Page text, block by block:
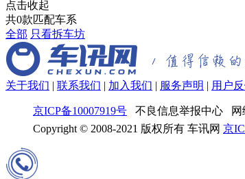
点击收起
共0款匹配车系
全部 只看拆车坊
关于我们 | 联系我们 | 加入我们 | 服务声明 | 用户
京ICP备10007919号 不良信息举报中心 网
Copyright © 2008-2021 版权所有 车讯网 京